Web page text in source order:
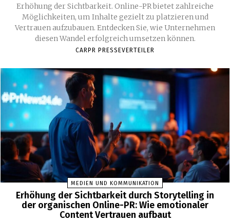
Erhöhung der Sichtbarkeit. Online-PR bietet zahlreiche
Möglichkeiten, um Inhalte gezielt zu platzieren und
Vertrauen aufzubauen. Entdecken Sie, wie Unternehmen
diesen Wandel erfolgreich umsetzen können.
CARPR PRESSEVERTEILER
MEDIEN UND KOMMUNIKATION
Erhöhung der Sichtbarkeit durch Storytelling in
der organischen Online-PR: Wie emotionaler
Content Vertrauen aufbaut